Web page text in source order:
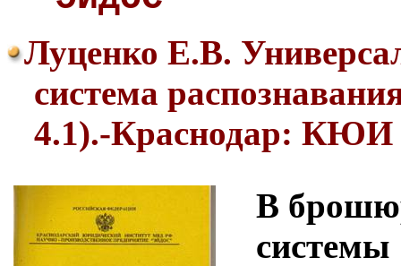
Луценко Е.В.
система
4.1).-Краснодар:
В